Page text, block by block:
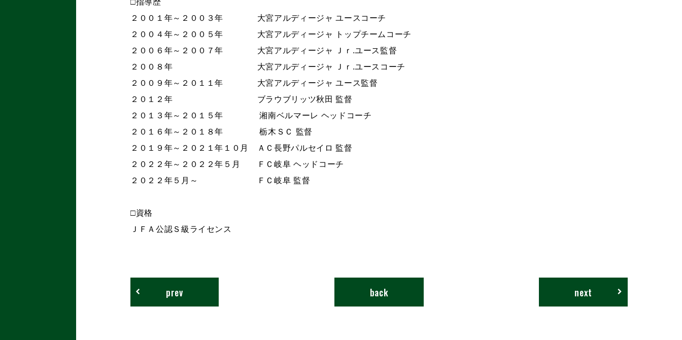
２００１年～２００３年 大宮アルディージャ ユースコーチ
２００４年～２００５年 大宮アルディージャ トップチームコーチ
２００６年～２００７年 大宮アルディージャ Ｊｒ.ユース監督
２００８年 大宮アルディージャ Ｊｒ.ユースコーチ
２００９年～２０１１年 大宮アルディージャ ユース監督
２０１２年 ブラウブリッツ秋田 監督
２０１３年～２０１５年 湘南ベルマーレ ヘッドコーチ
２０１６年～２０１８年 栃木ＳＣ 監督
２０１９年～２０２１年１０月 ＡＣ長野パルセイロ 監督
２０２２年～２０２２年５月 ＦＣ岐阜 ヘッドコーチ
２０２２年５月～ ＦＣ岐阜 監督
□資格
ＪＦＡ公認Ｓ級ライセンス
next
back
prev